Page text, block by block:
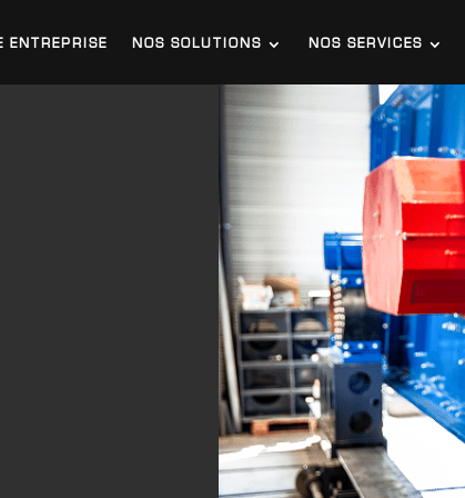
ENTREPRISE NOS SOLUTIONS NOS SERVICES